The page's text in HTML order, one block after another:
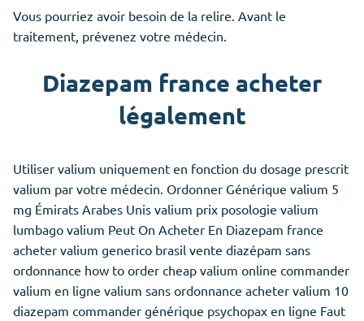
Vous pourriez avoir besoin de la relire. Avant le
traitement, prévenez votre médecin.
Diazepam france acheter
légalement
Utiliser valium uniquement en fonction du dosage prescrit
valium par votre médecin. Ordonner Générique valium 5
mg Émirats Arabes Unis valium prix posologie valium
lumbago valium Peut On Acheter En Diazepam france
acheter valium generico brasil vente diazépam sans
ordonnance how to order cheap valium online commander
valium en ligne valium sans ordonnance acheter valium 10
diazepam commander générique psychopax en ligne Faut